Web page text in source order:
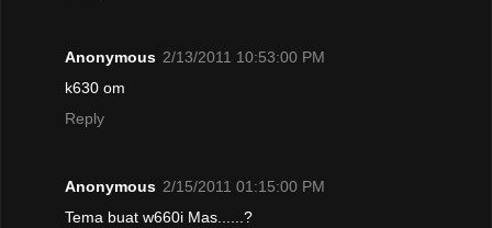
Anonymous 2/13/2011 10:53:00 PM
k630 om
Reply
Anonymous 2/15/2011 01:15:00 PM
Tema buat w660i Mas......?